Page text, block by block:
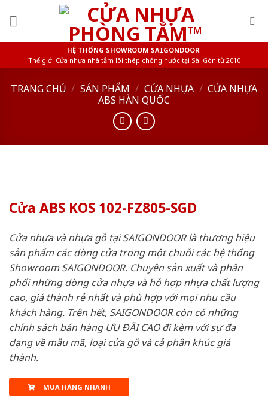
HỆ THỐNG SHOWROOM SAIGONDOOR
Thế giới Cửa nhựa nhà tắm lõi thép chống nước tại Sài Gòn từ 2010
TRANG CHỦ / SẢN PHẨM / CỬA NHỰA / CỬA NHỰA
ABS HÀN QUỐC
Cửa ABS KOS 102-FZ805-SGD
Cửa nhựa và nhựa gỗ tại SAIGONDOOR là thương hiệu
sản phẩm các dòng cửa trong một chuỗi các hệ thống
Showroom SAIGONDOOR. Chuyên sản xuất và phân
phối những dòng cửa nhựa và hỗ hợp nhựa chất lượng
cao, giá thành rẻ nhất và phù hợp với mọi nhu cầu
khách hàng. Trên hết, SAIGONDOOR còn có những
chính sách bán hàng ƯU ĐÃI CAO đi kèm với sự đa
dạng về mẫu mã, loại cửa gỗ và cả phân khúc giá
thành.
MUA HÀNG NHANH